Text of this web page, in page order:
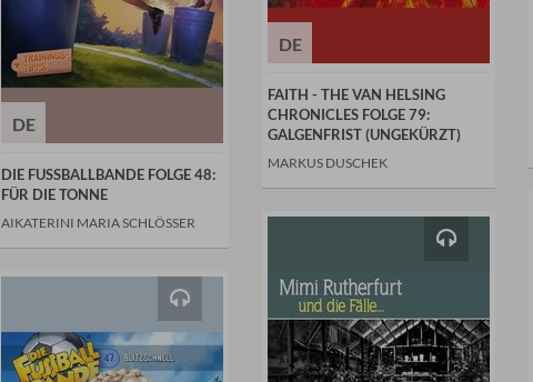
DE
DIE FUSSBALLBANDE FOLGE 48:
FÜR DIE TONNE
AIKATERINI MARIA SCHLÖSSER
DE
FAITH - THE VAN HELSING
CHRONICLES FOLGE 79:
GALGENFRIST (UNGEKÜRZT)
MARKUS DUSCHEK